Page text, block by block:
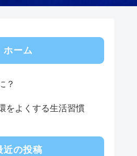
ホーム
？
をよくする生活習慣
近の投稿